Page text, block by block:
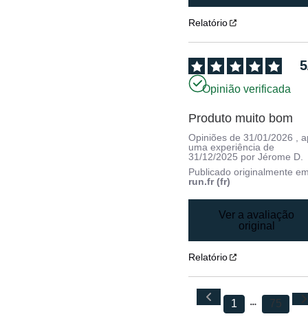
Relatório
5
Opinião verificada
Produto muito bom
Opiniões de31/01/2026 ,
uma experiência de
31/12/2025 porJérome D.
Publicado originalmente
run.fr (fr)
Ver a avaliação
original
Relatório
1 75